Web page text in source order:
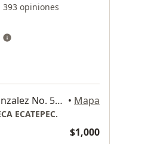
393 opiniones
AV. Central Carlos Hank Gonzalez No. 50 MZ 632, Municipio Ecatepec, 55120 MEX, Mexico, Ecatepec de Morelos • Mapa
ECATEPEC.
$1,000